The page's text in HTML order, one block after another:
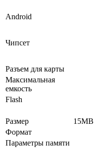
Android
Чипсет
Разъем для карты
Максимальная
емкость
Flash
Размер
15MB
Формат
Параметры памяти